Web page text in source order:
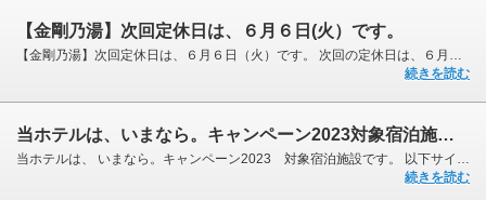
【金剛乃湯】次回定休日は、６月６日(火）です。
【金剛乃湯】次回定休日は、６月６日（火）です。 次回の定休日は、６月６日（火）です。 ５月３...
続きを読む
当ホテルは、いまなら。キャンペーン2023対象宿泊施設です。
当ホテルは、 いまなら。キャンペーン2023 対象宿泊施設です。 以下サイトよりお申込みいただくか...
続きを読む